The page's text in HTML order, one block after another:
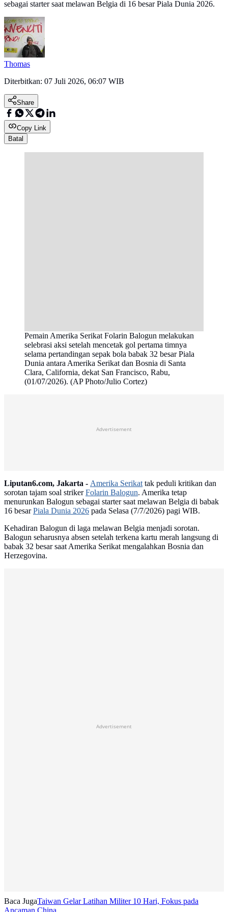
sebagai starter saat melawan Belgia di 16 besar Piala Dunia 2026.
Thomas
Diterbitkan: 07 Juli 2026, 06:07 WIB
Share
Copy Link
Batal
Pemain Amerika Serikat Folarin Balogun melakukan
selebrasi aksi setelah mencetak gol pertama timnya
selama pertandingan sepak bola babak 32 besar Piala
Dunia antara Amerika Serikat dan Bosnia di Santa
Clara, California, dekat San Francisco, Rabu,
(01/07/2026). (AP Photo/Julio Cortez)
Advertisement
Liputan6.com, Jakarta - Amerika Serikattak peduli kritikan dan
sorotan tajam soal strikerFolarin Balogun. Amerika tetap
menurunkan Balogun sebagai starter saat melawan Belgia di babak
16 besarPiala Dunia 2026 pada Selasa (7/7/2026) pagi WIB.
Kehadiran Balogun di laga melawan Belgia menjadi sorotan.
Balogun seharusnya absen setelah terkena kartu merah langsung di
babak 32 besar saat Amerika Serikat mengalahkan Bosnia dan
Herzegovina.
Advertisement
Baca JugaTaiwan Gelar Latihan Militer 10 Hari, Fokus pada